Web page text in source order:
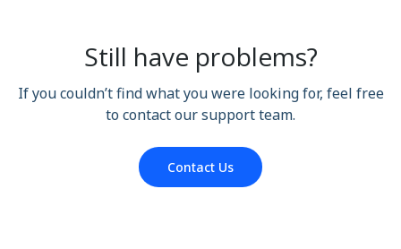
Still have problems?
If you couldn’t find what you were looking for, feel free
to contact our support team.